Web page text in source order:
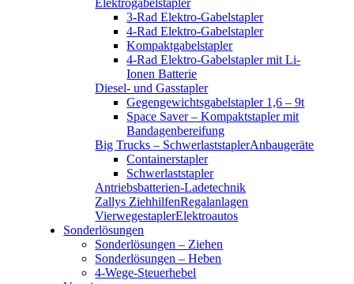
Elektrogabelstapler
3-Rad Elektro-Gabelstapler
4-Rad Elektro-Gabelstapler
Kompaktgabelstapler
4-Rad Elektro-Gabelstapler mit Li-
Ionen Batterie
Diesel- und Gasstapler
Gegengewichtsgabelstapler 1,6 – 9t
Space Saver – Kompaktstapler mit
Bandagenbereifung
Big Trucks – Schwerlaststapler
Containerstapler
Schwerlaststapler
Anbaugeräte
Antriebsbatterien-Ladetechnik
Zallys ZiehhilfenRegalanlagen
VierwegestaplerElektroautos
Sonderlösungen
Sonderlösungen – Ziehen
Sonderlösungen – Heben
4-Wege-Steuerhebel